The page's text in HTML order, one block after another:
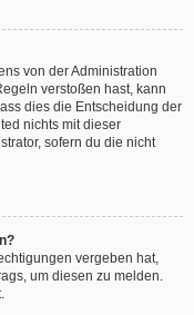
von der Administration
verstoßen hast, kann
dies die Entscheidung der
nichts mit dieser
sofern du die nicht
vergeben hat,
um diesen zu melden.